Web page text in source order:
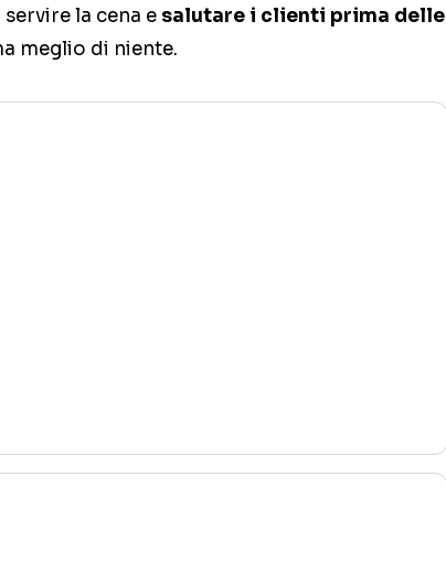
la cena e salutare i clienti prima delle
meglio di niente.